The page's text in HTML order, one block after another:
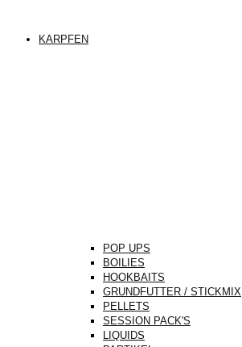
KARPFEN
POP UPS
BOILIES
HOOKBAITS
GRUNDFUTTER / STICKMIX
PELLETS
SESSION PACK'S
LIQUIDS